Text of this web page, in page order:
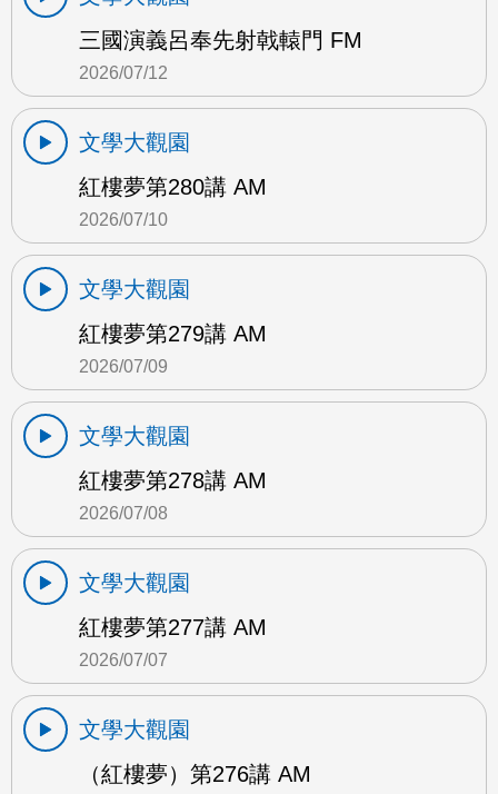
三國演義呂奉先射戟轅門 FM
2026/07/12
文學大觀園
紅樓夢第280講 AM
2026/07/10
文學大觀園
紅樓夢第279講 AM
2026/07/09
文學大觀園
紅樓夢第278講 AM
2026/07/08
文學大觀園
紅樓夢第277講 AM
2026/07/07
文學大觀園
（紅樓夢）第276講 AM